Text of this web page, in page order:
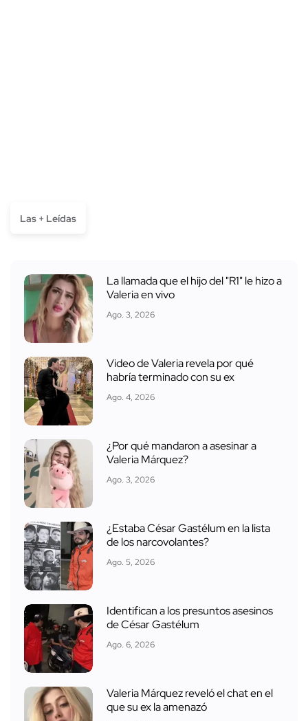
Las + Leídas
La llamada que el hijo del "R1" le hizo a
Valeria en vivo
Ago. 3, 2026
Video de Valeria revela por qué
habría terminado con su ex
Ago. 4, 2026
¿Por qué mandaron a asesinar a
Valeria Márquez?
Ago. 3, 2026
¿Estaba César Gastélum en la lista
de los narcovolantes?
Ago. 5, 2026
Identifican a los presuntos asesinos
de César Gastélum
Ago. 6, 2026
Valeria Márquez reveló el chat en el
que su ex la amenazó